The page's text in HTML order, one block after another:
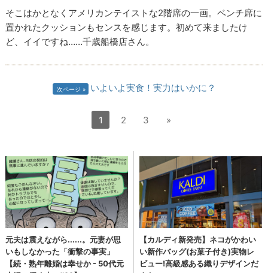
そこはかとなくアメリカンテイストな2階席の一画。ベンチ席に
置かれたクッションもセンスを感じます。初めて来ましたけ
ど、イイですね……千歳船橋店さん。
次ページ いよいよ実食！実力はいかに？
1 2 3 »